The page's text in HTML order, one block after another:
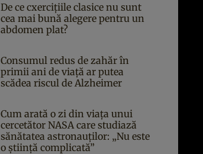
De ce cxercițiile clasice nu sunt
cea mai bună alegere pentru un
abdomen plat?
Consumul redus de zahăr în
primii ani de viață ar putea
scădea riscul de Alzheimer
Cum arată o zi din viața unui
cercetător NASA care studiază
sănătatea astronauților: „Nu este
o știință complicată”